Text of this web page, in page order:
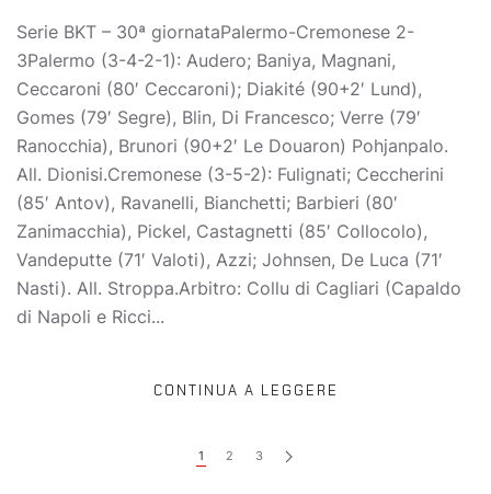
Serie BKT – 30ª giornataPalermo-Cremonese 2-
3Palermo (3-4-2-1): Audero; Baniya, Magnani,
Ceccaroni (80′ Ceccaroni); Diakité (90+2′ Lund),
Gomes (79′ Segre), Blin, Di Francesco; Verre (79′
Ranocchia), Brunori (90+2′ Le Douaron) Pohjanpalo.
All. Dionisi.Cremonese (3-5-2): Fulignati; Ceccherini
(85′ Antov), Ravanelli, Bianchetti; Barbieri (80′
Zanimacchia), Pickel, Castagnetti (85′ Collocolo),
Vandeputte (71′ Valoti), Azzi; Johnsen, De Luca (71′
Nasti). All. Stroppa.Arbitro: Collu di Cagliari (Capaldo
di Napoli e Ricci...
CONTINUA A LEGGERE
1 2 3